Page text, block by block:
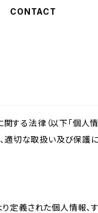
CONTACT
る法律（以下「個人情
適切な取扱い及び保護
定義された個人情報、